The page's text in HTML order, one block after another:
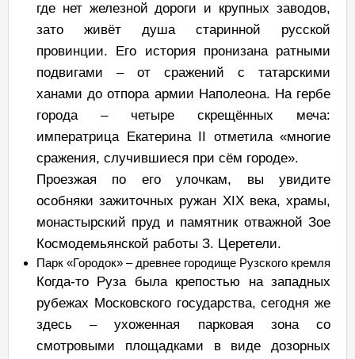
где нет железной дороги и крупных заводов,
зато живёт душа старинной русской
провинции. Его история пронизана ратными
подвигами – от сражений с татарскими
ханами до отпора армии Наполеона. На гербе
города – четыре скрещённых меча:
императрица Екатерина II отметила «многие
сражения, случившиеся при сём городе».
Проезжая по его улочкам, вы увидите
особняки зажиточных ружан XIX века, храмы,
монастырский пруд и памятник отважной Зое
Космодемьянской работы З. Церетели.
Парк «Городок» – древнее городище Рузского кремля
Когда‑то Руза была крепостью на западных
рубежах Московского государства, сегодня же
здесь – ухоженная парковая зона со
смотровыми площадками в виде дозорных